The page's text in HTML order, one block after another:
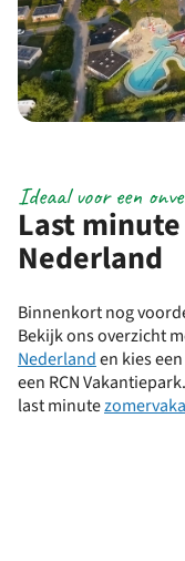
Last
Nederland
Ideaal voor een
Binnenkort nog
Bekijk ons overzicht
Nederlanden kies
een RCN
last minute